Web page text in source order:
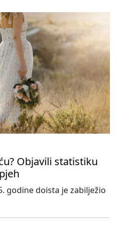
Objavili statistiku
godine doista je zabilježio